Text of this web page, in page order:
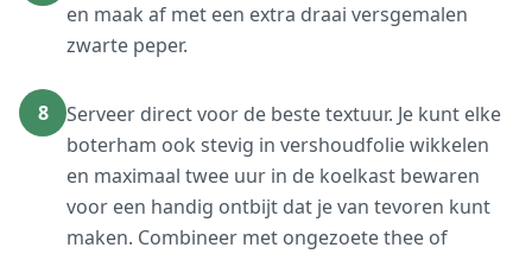
en maak af met een extra draai versgemalen
zwarte peper.
8
Serveer direct voor de beste textuur. Je kunt elke
boterham ook stevig in vershoudfolie wikkelen
en maximaal twee uur in de koelkast bewaren
voor een handig ontbijt dat je van tevoren kunt
maken. Combineer met ongezoete thee of